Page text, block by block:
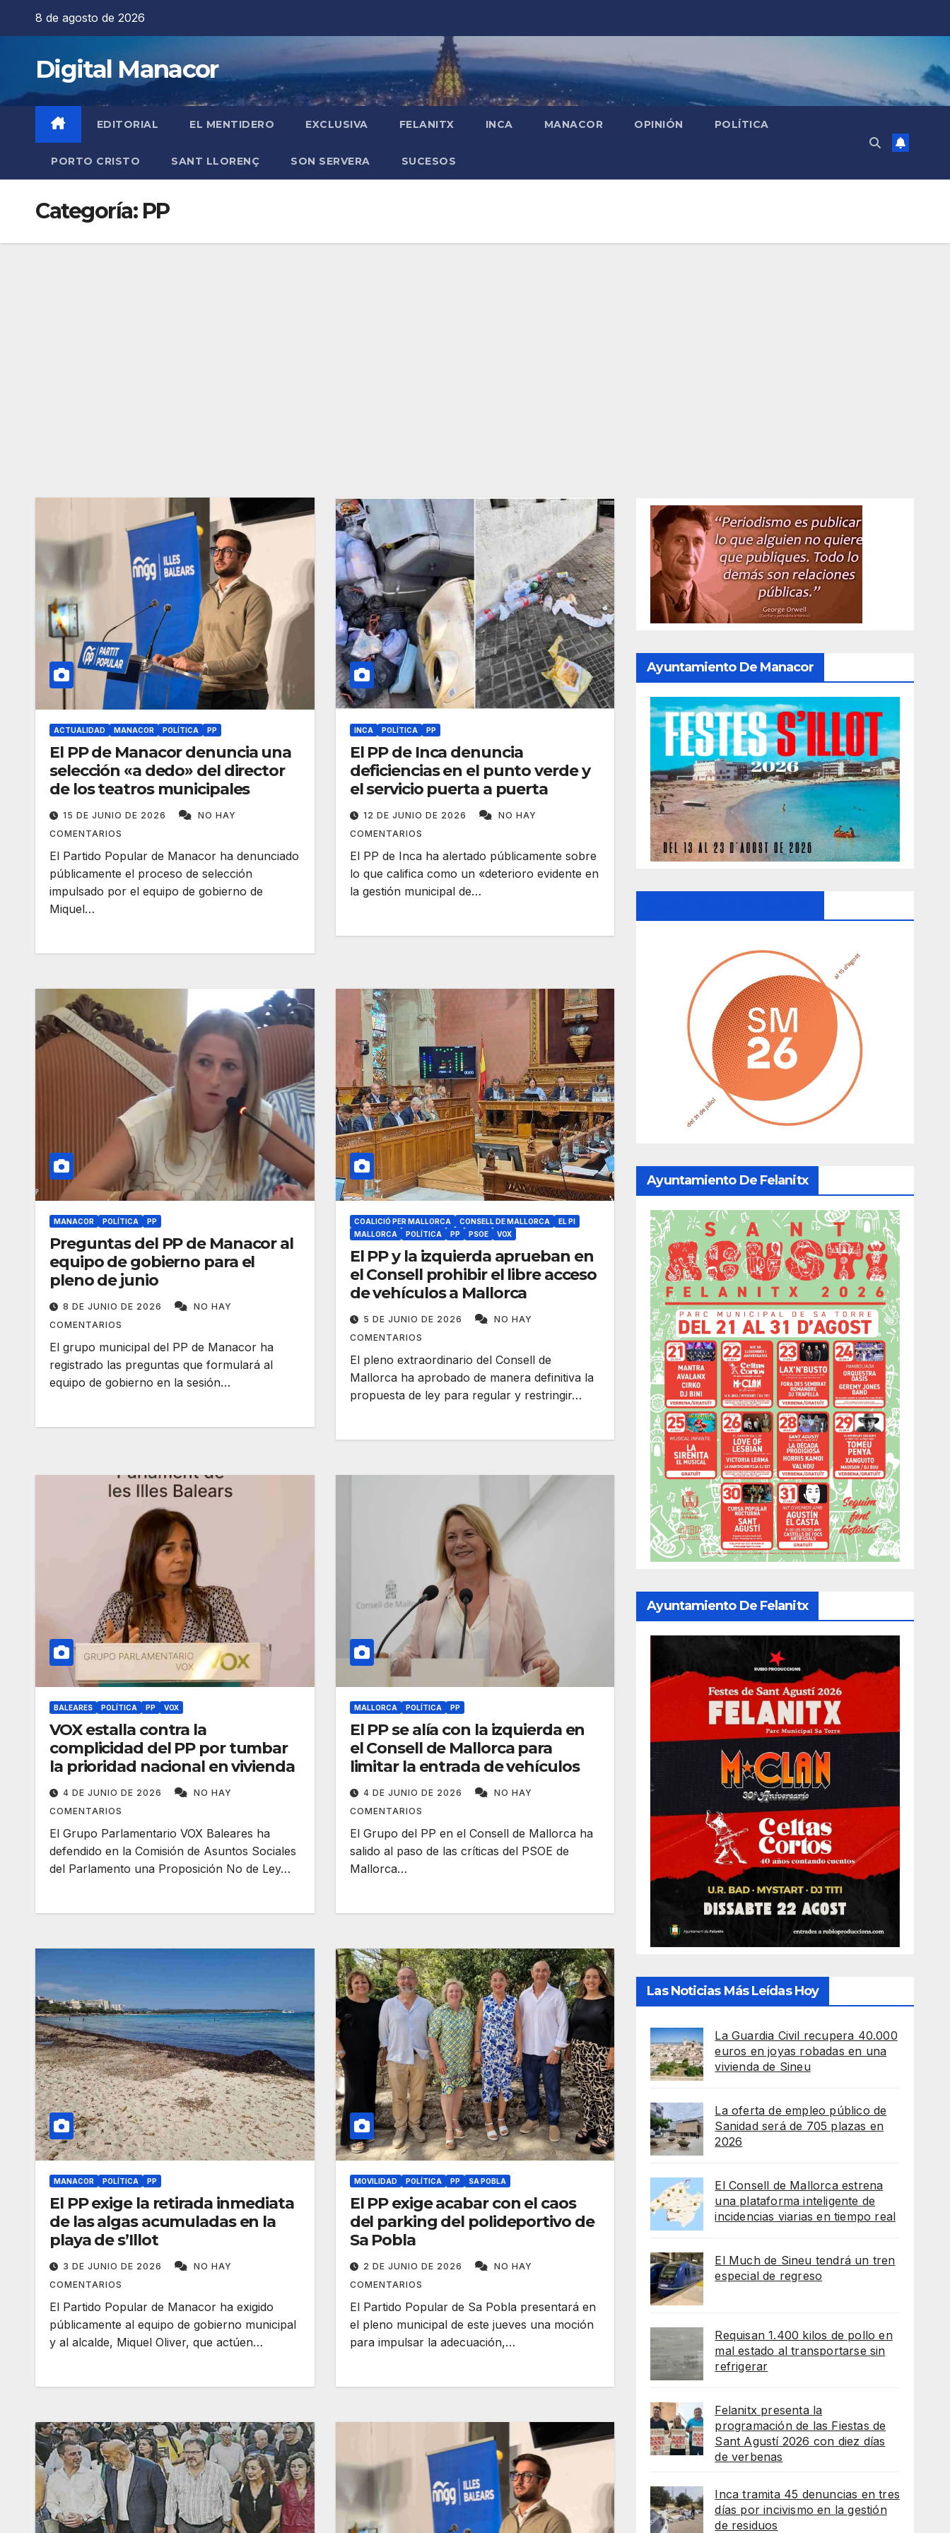
8 de agosto de 2026
Digital Manacor
EDITORIAL EL MENTIDERO EXCLUSIVA FELANITX INCA MANACOR OPINIÓN POLÍTICA
PORTO CRISTO SANT LLORENÇ SON SERVERA SUCESOS
Categoría: PP
ACTUALIDAD MANACOR POLÍTICA PP
El PP de Manacor denuncia una
selección «a dedo» del director
de los teatros municipales
15 DE JUNIO DE 2026
NO HAY
COMENTARIOS
El Partido Popular de Manacor ha denunciado
públicamente el proceso de selección
impulsado por el equipo de gobierno de
Miquel…
INCA POLÍTICA PP
El PP de Inca denuncia
deficiencias en el punto verde y
el servicio puerta a puerta
12 DE JUNIO DE 2026
NO HAY
COMENTARIOS
El PP de Inca ha alertado públicamente sobre
lo que califica como un «deterioro evidente en
la gestión municipal de…
MANACOR POLÍTICA PP
Preguntas del PP de Manacor al
equipo de gobierno para el
pleno de junio
8 DE JUNIO DE 2026
NO HAY
COMENTARIOS
El grupo municipal del PP de Manacor ha
registrado las preguntas que formulará al
equipo de gobierno en la sesión…
COALICIÓ PER MALLORCA CONSELL DE MALLORCA
EL PI
MALLORCA
POLÍTICA PP PSOE VOX
El PP y la izquierda aprueban en
el Consell prohibir el libre acceso
de vehículos a Mallorca
5 DE JUNIO DE 2026
NO HAY
COMENTARIOS
El pleno extraordinario del Consell de
Mallorca ha aprobado de manera definitiva la
propuesta de ley para regular y restringir…
BALEARES POLÍTICA PP VOX
VOX estalla contra la
complicidad del PP por tumbar
la prioridad nacional en vivienda
4 DE JUNIO DE 2026
NO HAY
COMENTARIOS
El Grupo Parlamentario VOX Baleares ha
defendido en la Comisión de Asuntos Sociales
del Parlamento una Proposición No de Ley…
MALLORCA POLÍTICA PP
El PP se alía con la izquierda en
el Consell de Mallorca para
limitar la entrada de vehículos
4 DE JUNIO DE 2026
NO HAY
COMENTARIOS
El Grupo del PP en el Consell de Mallorca ha
salido al paso de las críticas del PSOE de
Mallorca…
MANACOR POLÍTICA PP
El PP exige la retirada inmediata
de las algas acumuladas en la
playa de s’Illot
3 DE JUNIO DE 2026
NO HAY
COMENTARIOS
El Partido Popular de Manacor ha exigido
públicamente al equipo de gobierno municipal
y al alcalde, Miquel Oliver, que actúen…
MOVILIDAD POLÍTICA PP SA POBLA
El PP exige acabar con el caos
del parking del polideportivo de
Sa Pobla
2 DE JUNIO DE 2026
NO HAY
COMENTARIOS
El Partido Popular de Sa Pobla presentará en
el pleno municipal de este jueves una moción
para impulsar la adecuación,…
Ayuntamiento De Manacor
Ayuntamiento De Felanitx
Ayuntamiento De Felanitx
Las Noticias Más Leídas Hoy
La Guardia Civil recupera 40.000
euros en joyas robadas en una
vivienda de Sineu
La oferta de empleo público de
Sanidad será de 705 plazas en
2026
El Consell de Mallorca estrena
una plataforma inteligente de
incidencias viarias en tiempo real
El Much de Sineu tendrá un tren
especial de regreso
Requisan 1.400 kilos de pollo en
mal estado al transportarse sin
refrigerar
Felanitx presenta la
programación de las Fiestas de
Sant Agustí 2026 con diez días
de verbenas
Inca tramita 45 denuncias en tres
días por incivismo en la gestión
de residuos